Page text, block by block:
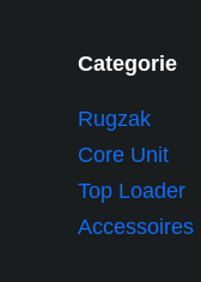
Categorie
Rugzak
Core Unit
Top Loader
Accessoires